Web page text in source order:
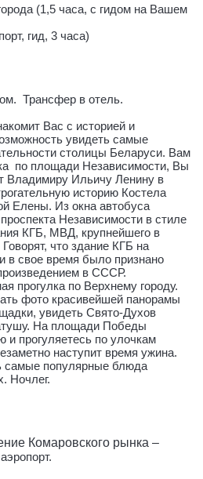
(1,5 часа, с гидом на Вашем
гид, 3 часа)
Трансфер в отель.
Вас с историей и
увидеть самые
столицы Беларуси. Вам
по площади Независимости, Вы
Владимиру Ильичу Ленину в
историю Костела
Елены. Из окна автобуса
Независимости в стиле
КГБ, МВД, крупнейшего в
что здание КГБ на
в свое время было признано
в СССР.
прогулка по Верхнему городу.
фото красивейшей панорамы
увидеть Свято-Духов
На площади Победы
и прогуляетесь по улочкам
наступит время ужина.
самые популярные блюда
Ночлег.
Комаровского рынка –